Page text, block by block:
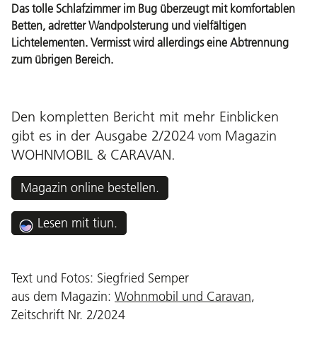
Das tolle Schlafzimmer im Bug überzeugt mit komfortablen
Betten, adretter Wandpolsterung und vielfältigen
Lichtelementen. Vermisst wird allerdings eine Abtrennung
zum übrigen Bereich.
Den kompletten Bericht mit mehr Einblicken
gibt es in der Ausgabe 2/2024 vom Magazin
WOHNMOBIL & CARAVAN.
Magazin online bestellen.
Lesen mit tiun.
Text und Fotos: Siegfried Semper
aus dem Magazin: Wohnmobil und Caravan,
Zeitschrift Nr. 2/2024